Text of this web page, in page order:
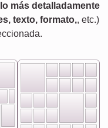
más detalladamente
texto, formato,, etc.)